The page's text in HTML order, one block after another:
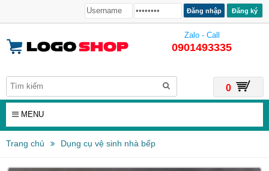
Đăng ký
Zalo - Call
0901493335
0
MENU
Trang chủ Dụng cụ vệ sinh nhà bếp